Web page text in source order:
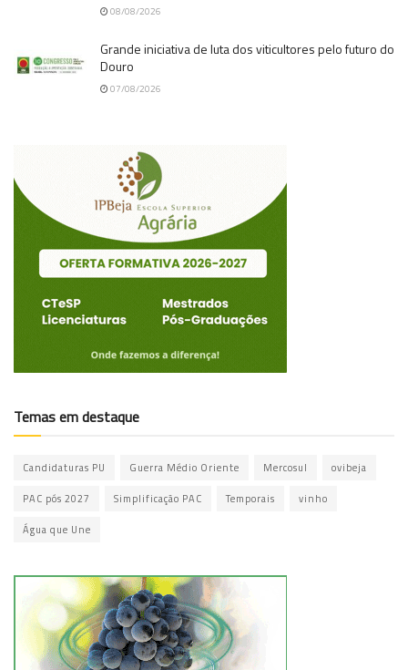
08/08/2026
Grande iniciativa de luta dos viticultores pelo futuro do
Douro
07/08/2026
Temas em destaque
Candidaturas PU Guerra Médio Oriente Mercosul ovibeja
PAC pós 2027 Simplificação PAC Temporais vinho
Água que Une